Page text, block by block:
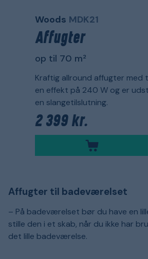
Woods MDK21
Affugter
op til 70 m²
Kraftig allround affugter med
en effekt på 240 W og er
en slangetilslutning.
2 399 kr.
Affugter til badeværelset
– På badeværelset bør du have en
stille den i et skab, når du ikke har
det lille badeværelse.